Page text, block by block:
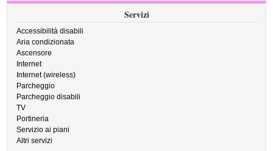
Servizi
Accessibilità disabili
Aria condizionata
Ascensore
Internet
Internet (wireless)
Parcheggio
Parcheggio disabili
TV
Portineria
Servizio ai piani
Altri servizi